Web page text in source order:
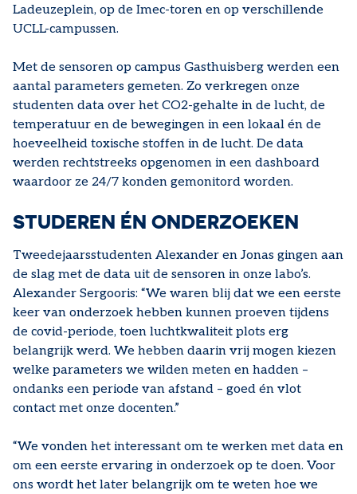
Ladeuzeplein, op de Imec-toren en op verschillende
UCLL-campussen.
Met de sensoren op campus Gasthuisberg werden een
aantal parameters gemeten. Zo verkregen onze
studenten data over het CO2-gehalte in de lucht, de
temperatuur en de bewegingen in een lokaal én de
hoeveelheid toxische stoffen in de lucht. De data
werden rechtstreeks opgenomen in een dashboard
waardoor ze 24/7 konden gemonitord worden.
STUDEREN ÉN ONDERZOEKEN
Tweedejaarsstudenten Alexander en Jonas gingen aan
de slag met de data uit de sensoren in onze labo’s.
Alexander Sergooris: “We waren blij dat we een eerste
keer van onderzoek hebben kunnen proeven tijdens
de covid-periode, toen luchtkwaliteit plots erg
belangrijk werd. We hebben daarin vrij mogen kiezen
welke parameters we wilden meten en hadden –
ondanks een periode van afstand – goed én vlot
contact met onze docenten.”
“We vonden het interessant om te werken met data en
om een eerste ervaring in onderzoek op te doen. Voor
ons wordt het later belangrijk om te weten hoe we